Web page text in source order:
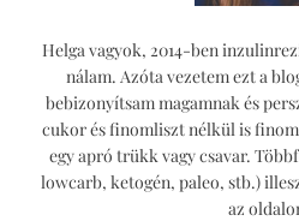
Helga vagyok, 2014-ben
nálam. Azóta vezetem ezt a
bebizonyítsam magamnak és
cukor és finomliszt nélkül is
egy apró trükk vagy csavar.
lowcarb, ketogén, paleo, stb.)
az